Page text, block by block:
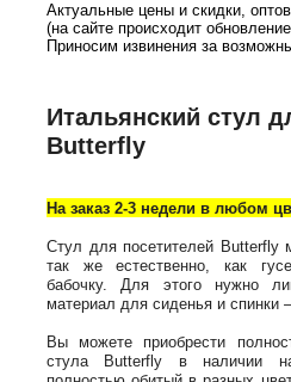
Актуальные цены и скидки,
(на сайте происходит
Приносим извинения за
Итальянский стул
Butterfly
На заказ 2-3 недели в любом
Стул для посетителей
так же естественно, как
бабочку. Для этого нужно
материал для сиденья и спинки
Вы можете приобрести
стула Butterfly в наличии